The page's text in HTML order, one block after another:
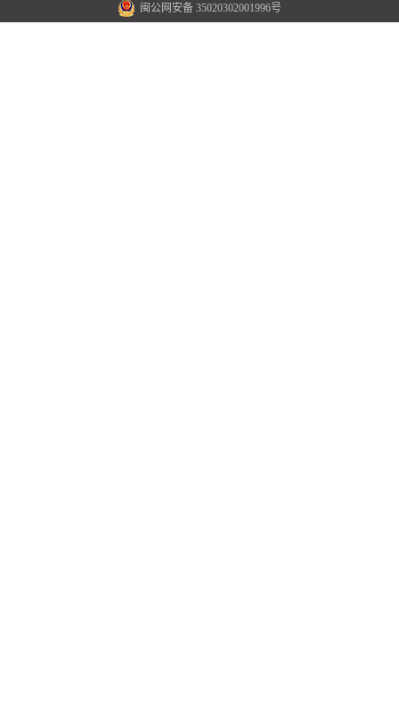
闽公网安备 35020302001996号